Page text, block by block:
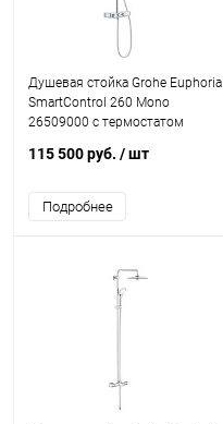
Душевая стойка Grohe Euphoria
SmartControl 260 Mono
26509000 с термостатом
115 500 руб. / шт
Подробнее